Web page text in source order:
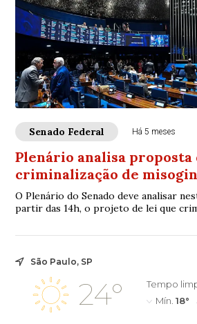
Senado Federal Há 5 meses
Plenário analisa proposta
criminalização de
O Plenário do Senado deve analisar
partir das 14h, o projeto de lei que
São Paulo, SP
24°
Tempo
Mín. 18°